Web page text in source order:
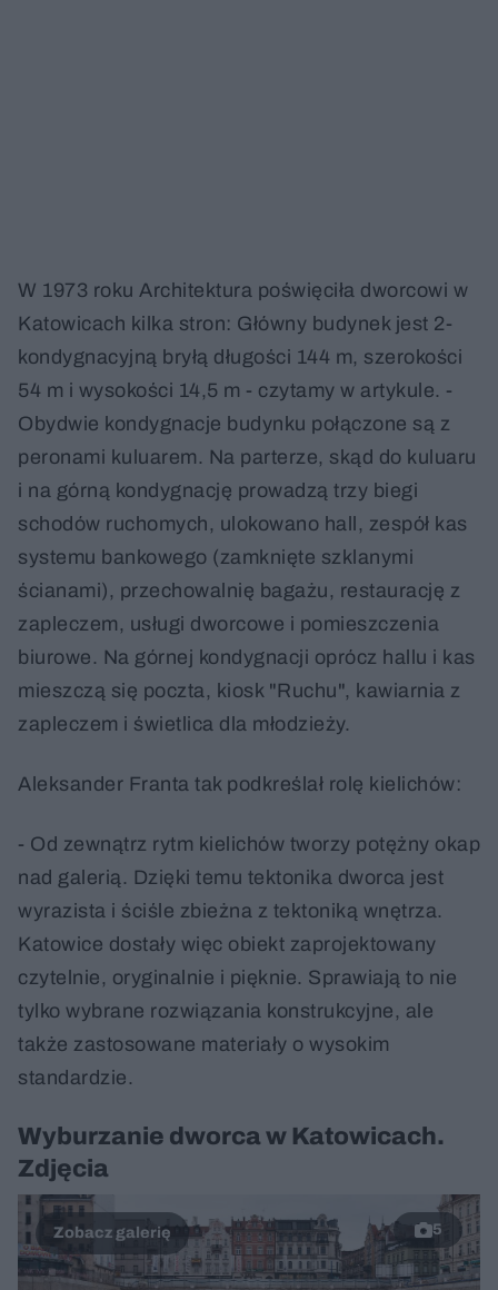
W 1973 roku Architektura poświęciła dworcowi w
Katowicach kilka stron: Główny budynek jest 2-
kondygnacyjną bryłą długości 144 m, szerokości
54 m i wysokości 14,5 m - czytamy w artykule. -
Obydwie kondygnacje budynku połączone są z
peronami kuluarem. Na parterze, skąd do kuluaru
i na górną kondygnację prowadzą trzy biegi
schodów ruchomych, ulokowano hall, zespół kas
systemu bankowego (zamknięte szklanymi
ścianami), przechowalnię bagażu, restaurację z
zapleczem, usługi dworcowe i pomieszczenia
biurowe. Na górnej kondygnacji oprócz hallu i kas
mieszczą się poczta, kiosk "Ruchu", kawiarnia z
zapleczem i świetlica dla młodzieży.
Aleksander Franta tak podkreślał rolę kielichów:
- Od zewnątrz rytm kielichów tworzy potężny okap
nad galerią. Dzięki temu tektonika dworca jest
wyrazista i ściśle zbieżna z tektoniką wnętrza.
Katowice dostały więc obiekt zaprojektowany
czytelnie, oryginalnie i pięknie. Sprawiają to nie
tylko wybrane rozwiązania konstrukcyjne, ale
także zastosowane materiały o wysokim
standardzie.
Wyburzanie dworca w Katowicach.
Zdjęcia
5